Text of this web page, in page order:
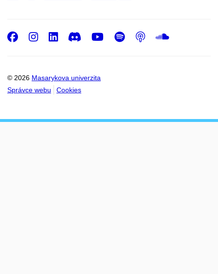
© 2026 Masarykova univerzita
Správce webu
Cookies
Facebook
Instagram
LinkedIn
DiscordYoutube
Spotify
Podcast